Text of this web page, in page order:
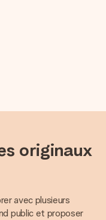
originaux
avec plusieurs
public et proposer